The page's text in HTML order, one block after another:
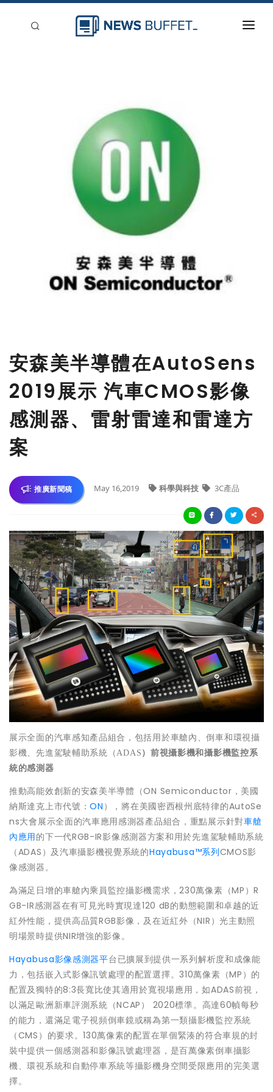
安森美半導體在AutoSens
2019展示 汽車CMOS影像
感測器、雷射雷達和雷達方
案
推廣新聞稿 May 16,2019 科學與科技 3C產品
展示全面的汽車感知產品組合，包括用於車艙內、倒車和環視攝
影機、先進駕駛輔助系統（ ADAS ）前視攝影機和攝影機監控系
統的感測器
推動高能效創新的安森美半導體（ON Semiconductor，美國
納斯達克上市代號：ON ），將在美國密西根州底特律的AutoSe
ns大會展示全面的汽車應用感測器產品組合，重點展示針對車艙
內應用的下一代RGB-IR影像感測器方案和用於先進駕駛輔助系統
（ADAS）及汽車攝影機視覺系統的Hayabusa™系列CMOS影
像感測器。
為滿足日增的車艙內乘員監控攝影機需求，230萬像素（MP）R
GB-IR感測器在有可見光時實現達120 dB的動態範圍和卓越的近
紅外性能，提供高品質RGB影像，及在近紅外（NIR）光主動照
明場景時提供NIR增強的影像。
Hayabusa影像感測器平台已擴展到提供一系列解析度和成像能
力，包括嵌入式影像訊號處理的配置選擇。310萬像素（MP）的
配置及獨特的8:3長寬比使其適用於寬視場應用，如ADAS前視，
以滿足歐洲新車評測系統（NCAP） 2020標準。高達60幀每秒
的能力，還滿足電子視頻倒車鏡或稱為第一類攝影機監控系統
（CMS）的要求。130萬像素的配置在單個緊湊的符合車規的封
裝中提供一個感測器和影像訊號處理器，是百萬像素倒車攝影
機、環視系統和自動停車系統等攝影機身空間受限應用的完美選
擇。